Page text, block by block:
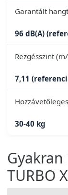
Garantált
96 dB(A)
Rezgésszint (m/
7,11
30-40 kg
TURBO